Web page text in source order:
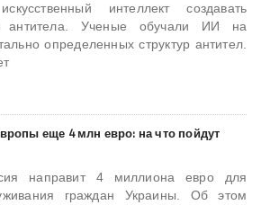
интеллект создавать
антитела. Ученые обучали ИИ на
определенных структур антител.
еще 4 млн евро: на что пойдут
направит 4 миллиона евро для
граждан Украины. Об этом